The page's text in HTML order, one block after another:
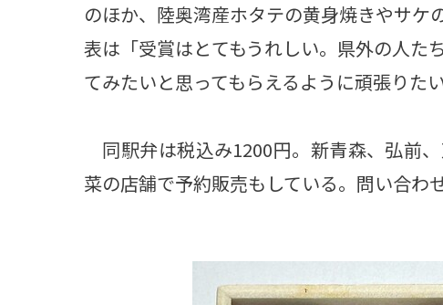
のほか、陸奥湾産ホタテの黄身焼きやサ
表は「受賞はとてもうれしい。県外の人た
てみたいと思ってもらえるように頑張りた
同駅弁は税込み1200円。新青森、弘前
菜の店舗で予約販売もしている。問い合わ